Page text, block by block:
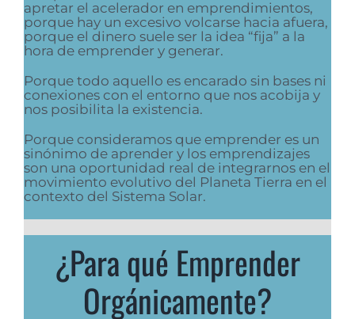
apretar el acelerador en emprendimientos,
porque hay un excesivo volcarse hacia afuera,
porque el dinero suele ser la idea “fija” a la
hora de emprender y generar.
Porque todo aquello es encarado sin bases ni
conexiones con el entorno que nos acobija y
nos posibilita la existencia.
Porque consideramos que emprender es un
sinónimo de aprender y los emprendizajes
son una oportunidad real de integrarnos en el
movimiento evolutivo del Planeta Tierra en el
contexto del Sistema Solar.
¿Para qué Emprender
Orgánicamente?